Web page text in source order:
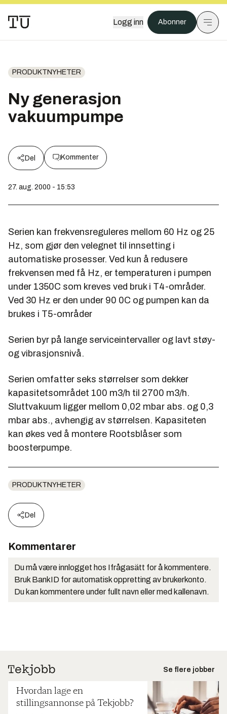
Logg inn Abonner
PRODUKTNYHETER
Ny generasjon
vakuumpumpe
Del Kommenter
27. aug. 2000 - 15:53
Serien kan frekvensreguleres mellom 60 Hz og 25
Hz, som gjør den velegnet til innsetting i
automatiske prosesser. Ved kun å redusere
frekvensen med få Hz, er temperaturen i pumpen
under 1350C som kreves ved bruk i T4-områder.
Ved 30 Hz er den under 90 0C og pumpen kan da
brukes i T5-områder
Serien byr på lange serviceintervaller og lavt støy-
og vibrasjonsnivå.
Serien omfatter seks størrelser som dekker
kapasitetsområdet 100 m3/h til 2700 m3/h.
Sluttvakuum ligger mellom 0,02 mbar abs. og 0,3
mbar abs., avhengig av størrelsen. Kapasiteten
kan økes ved å montere Rootsblåser som
boosterpumpe.
PRODUKTNYHETER
Del
Kommentarer
Du må være innlogget hos Ifrågasätt for å kommentere.
Bruk BankID for automatisk oppretting av brukerkonto.
Du kan kommentere under fullt navn eller med kallenavn.
Se flere jobber
Hvordan lage en
stillingsannonse på Tekjobb?